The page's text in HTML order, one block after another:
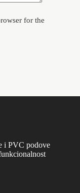
for the
i PVC podove